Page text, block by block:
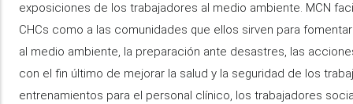
exposiciones de los trabajadores al medio ambiente. MCN
CHCs como a las comunidades que ellos sirven para
al medio ambiente, la preparación ante desastres, las
con el fin último de mejorar la salud y la seguridad de los
entrenamientos para el personal clínico, los trabajadores